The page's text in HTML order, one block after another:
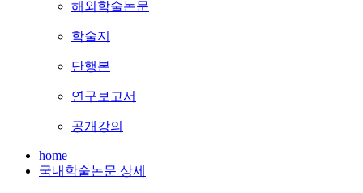
해외학술논문
학술지
단행본
연구보고서
공개강의
home
국내학술논문 상세